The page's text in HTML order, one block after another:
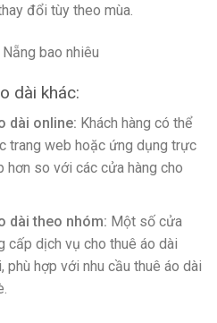
đổi tùy theo mùa.
dài khác:
dài online: Khách hàng có thể
trang web hoặc ứng dụng trực
hơn so với các cửa hàng cho
dài theo nhóm: Một số cửa
cấp dịch vụ cho thuê áo dài
hợp với nhu cầu thuê áo dài